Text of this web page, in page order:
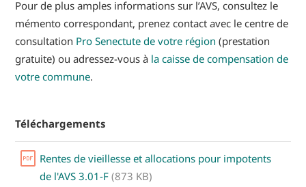
Pour de plus amples informations sur l’AVS, consultez le
mémento correspondant, prenez contact avec le centre de
consultation Pro Senectute de votre région(prestation
gratuite) ou adressez-vous à la caisse de compensation de
votre commune.
Téléchargements
Rentes de vieillesse et allocations pour impotents
de l'AVS 3.01-F(873 KB)